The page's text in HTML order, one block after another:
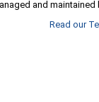
and maintained
Read our